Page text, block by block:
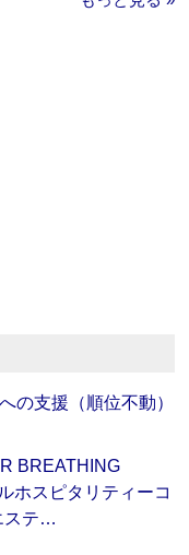
の支援（順位不動）
BREATHING
ホスピタリティーコ
ステ…